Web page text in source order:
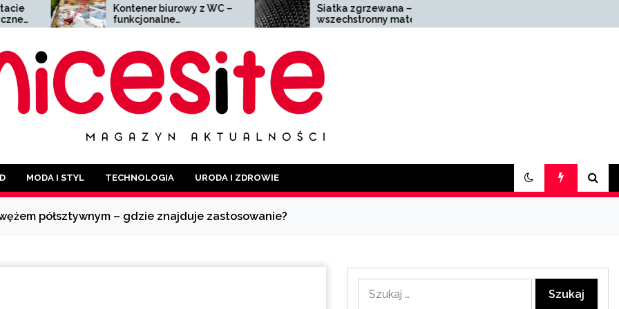
Kontener biurowy z WC –
funkcjonalne
rozwiązanie dla każdej
Siatka zgrzewana –
wszechstronny materiał
o szerokim zastosowaniu
pomoc w trudnych
MODA I STYL TECHNOLOGIA URODA I ZDROWIE
półsztywnym – gdzie znajduje zastosowanie?